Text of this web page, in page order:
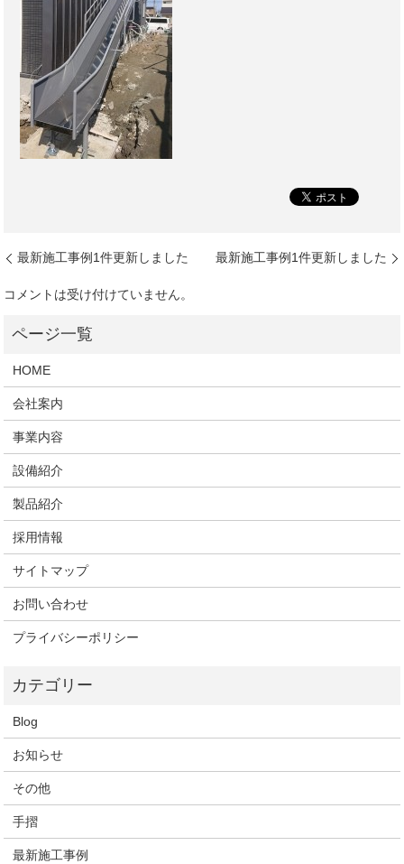
最新施工事例1件更新しました 最新施工事例1件更新しました
コメントは受け付けていません。
HOME
会社案内
事業内容
設備紹介
製品紹介
採用情報
サイトマップ
お問い合わせ
プライバシーポリシー
Blog
お知らせ
その他
手摺
最新施工事例